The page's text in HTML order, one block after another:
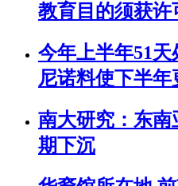
教育目的须获许
今年上半年51
尼诺料使下半年
南大研究：东南
期下沉